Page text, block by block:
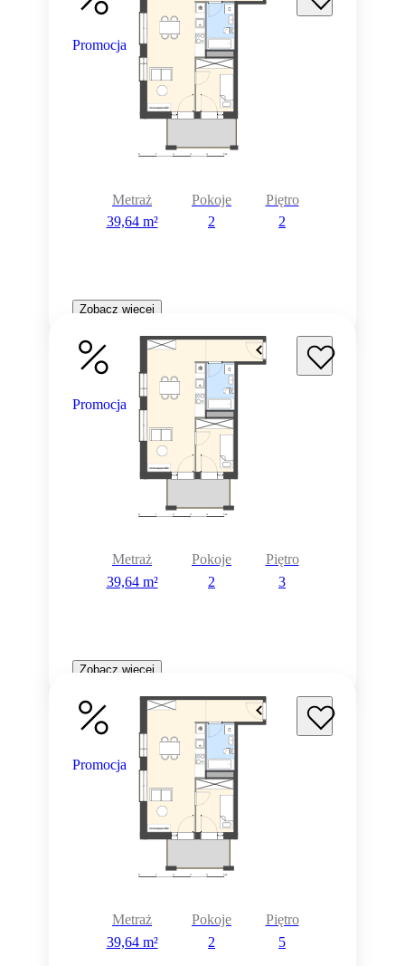
Promocja
Metraż
39,64 m²
Pokoje
2
Piętro
2
Zobacz więcej
Promocja
Metraż
39,64 m²
Pokoje
2
Piętro
3
Zobacz więcej
Promocja
Metraż
39,64 m²
Pokoje
2
Piętro
5